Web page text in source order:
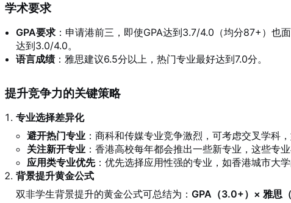
学术要求
GPA要求 ：申请港前三，即使GPA达到3.7/4.0（均分87+）也面
达到3.0/4.0。
语言成绩：雅思建议6.5分以上，热门专业最好达到7.0分。
提升竞争力的关键策略
专业选择差异化
避开热门专业 ：商科和传媒专业竞争激烈，可考虑交叉学科
关注新开专业 ：香港高校每年都会推出一些新专业，这些专
应用类专业优先：优先选择应用性强的专业，如香港城市大
背景提升黄金公式
双非学生背景提升的黄金公式可总结为： GPA（3.0+）× 雅思